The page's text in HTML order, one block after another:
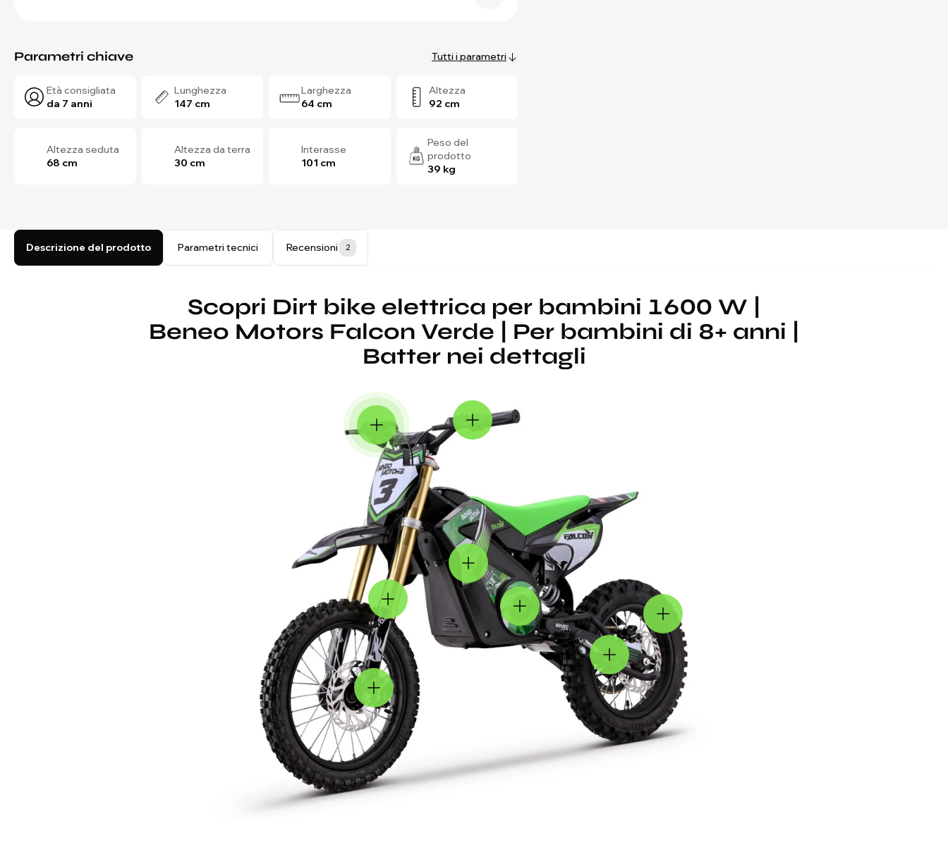
Parametri chiave Tutti i parametri
Età consigliata
da 7 anni
Lunghezza
147 cm
Larghezza
64 cm
Altezza
92 cm
Altezza seduta
68 cm
Altezza da terra
30 cm
Interasse
101 cm
Peso del
prodotto
39 kg
Descrizione del prodotto Parametri tecnici Recensioni 2
Scopri Dirt bike elettrica per bambini 1600 W |
Beneo Motors Falcon Verde | Per bambini di 8+ anni |
Batter nei dettagli